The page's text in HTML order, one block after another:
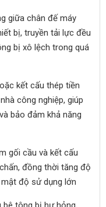
giữa chân đế máy
bị, truyền tải lực đều
bị xô lệch trong quá
kết cấu thép tiền
công nghiệp, giúp
bảo đảm khả năng
gối cầu và kết cấu
đồng thời tăng độ
độ sử dụng lớn